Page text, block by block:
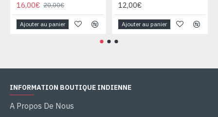
16,00€ 20,00€
Ajouter au panier
12,00€
Ajouter au panier
INFORMATION BOUTIQUE INDIENNE
A Propos De Nous